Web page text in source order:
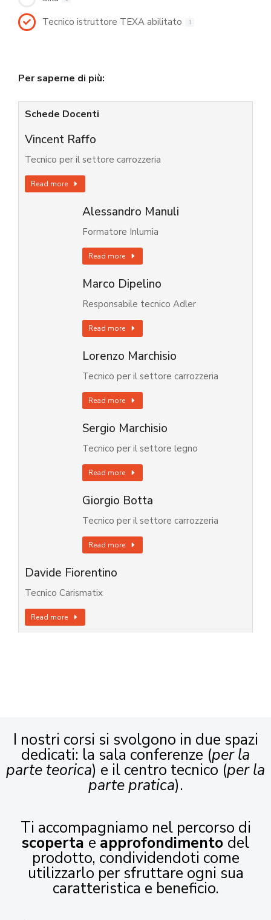
Tecnico istruttore TEXA abilitato 1
Per saperne di più:
Schede Docenti
Vincent Raffo
Tecnico per il settore carrozzeria
Read more
Alessandro Manuli
Formatore Inlumia
Read more
Marco Dipelino
Responsabile tecnico Adler
Read more
Lorenzo Marchisio
Tecnico per il settore carrozzeria
Read more
Sergio Marchisio
Tecnico per il settore legno
Read more
Giorgio Botta
Tecnico per il settore carrozzeria
Read more
Davide Fiorentino
Tecnico Carismatix
Read more
I nostri corsi si svolgono in due spazi
dedicati: la sala conferenze (per la
parte teorica) e il centro tecnico (per la
parte pratica).
Ti accompagniamo nel percorso di
scoperta e approfondimento del
prodotto, condividendoti come
utilizzarlo per sfruttare ogni sua
caratteristica e beneficio.